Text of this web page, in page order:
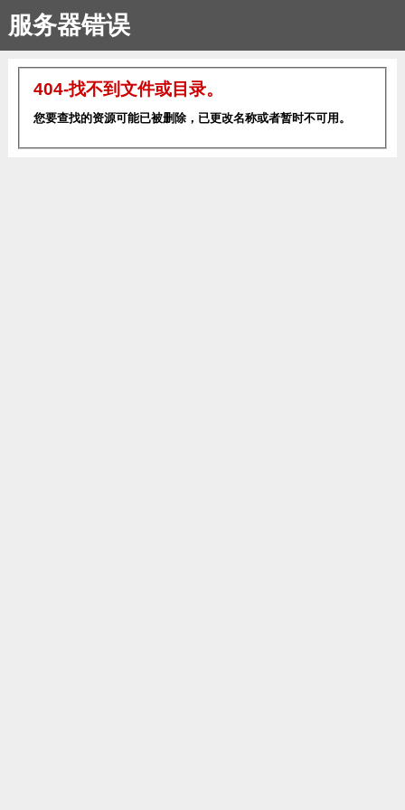
服务器错误
404-找不到文件或目录。
您要查找的资源可能已被删除，已更改名称或者暂时不可用。